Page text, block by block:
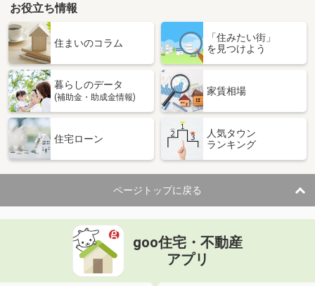
お役立ち情報
住まいのコラム
「住みたい街」
を見つけよう
暮らしのデータ
(補助金・助成金情報)
家賃相場
住宅ローン
人気タウン
ランキング
ページトップに戻る
goo住宅・不動産
アプリ